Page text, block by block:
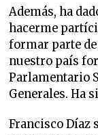
Además, ha
hacerme
formar parte
nuestro país
Parlamentario
Generales. Ha
Francisco Díaz